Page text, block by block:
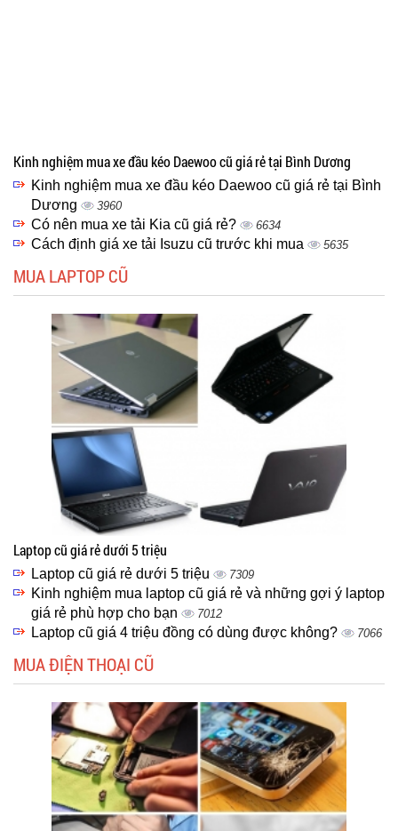
Kinh nghiệm mua xe đầu kéo Daewoo cũ giá rẻ tại Bình Dương
Kinh nghiệm mua xe đầu kéo Daewoo cũ giá rẻ tại Bình
Dương
3960
Có nên mua xe tải Kia cũ giá rẻ? 6634
Cách định giá xe tải Isuzu cũ trước khi mua 5635
MUA LAPTOP CŨ
Laptop cũ giá rẻ dưới 5 triệu
Laptop cũ giá rẻ dưới 5 triệu 7309
Kinh nghiệm mua laptop cũ giá rẻ và những gợi ý laptop
giá rẻ phù hợp cho bạn
7012
Laptop cũ giá 4 triệu đồng có dùng được không? 7066
MUA ĐIỆN THOẠI CŨ